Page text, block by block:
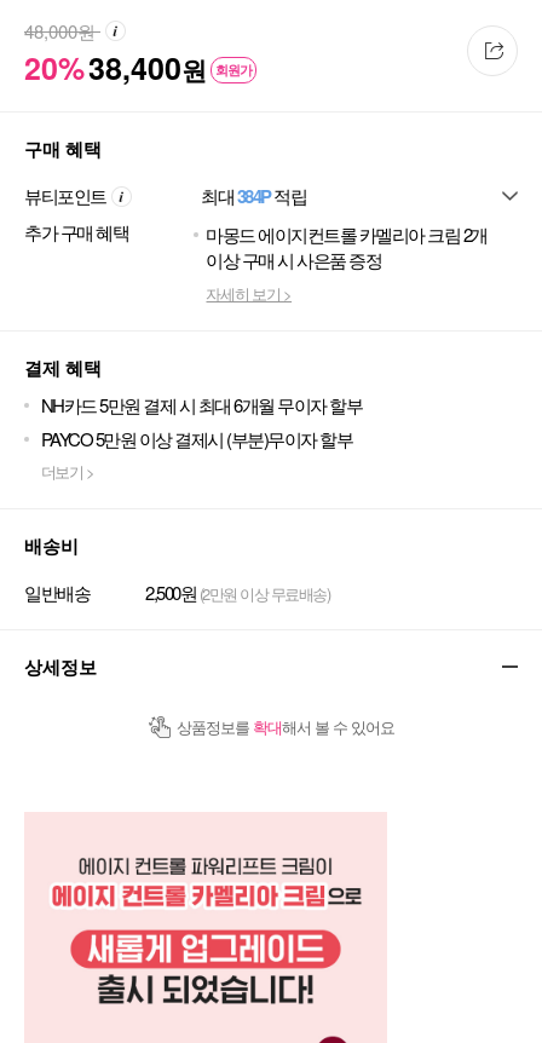
20%38,400원 회원가
48,000원
구매 혜택
뷰티포인트 최대384P적립
추가 구매 혜택
마몽드 에이지컨트롤 카멜리아 크림 2개
이상 구매 시 사은품 증정
자세히 보기 >
결제 혜택
NH카드 5만원 결제 시 최대 6개월 무이자 할부
PAYCO 5만원 이상 결제시 (부분)무이자 할부
더보기 >
배송비
일반배송 2,500원 (2만원 이상 무료배송)
상세정보
상품정보를 확대해서 볼 수 있어요